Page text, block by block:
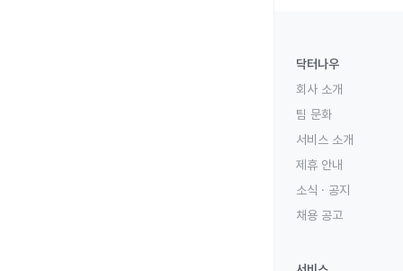
닥터나우
회사 소개
팀 문화
서비스 소개
제휴 안내
소식 · 공지
채용 공고